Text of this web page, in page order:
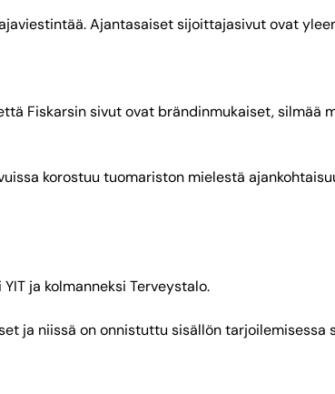
Ajantasaiset sijoittajasivut ovat
Fiskarsin sivut ovat brändinmukaiset,
korostuu tuomariston mielestä
ja kolmanneksi Terveystalo.
ja niissä on onnistuttu sisällön